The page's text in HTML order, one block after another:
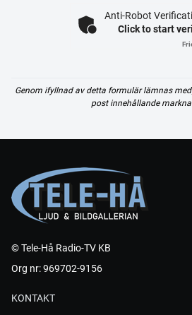
Anti-Robot
Click to start
Genom ifyllnad av detta formulär lämnas
post innehållande
© Tele-Hå Radio-TV KB
Org nr: 969702-9156
KONTAKT